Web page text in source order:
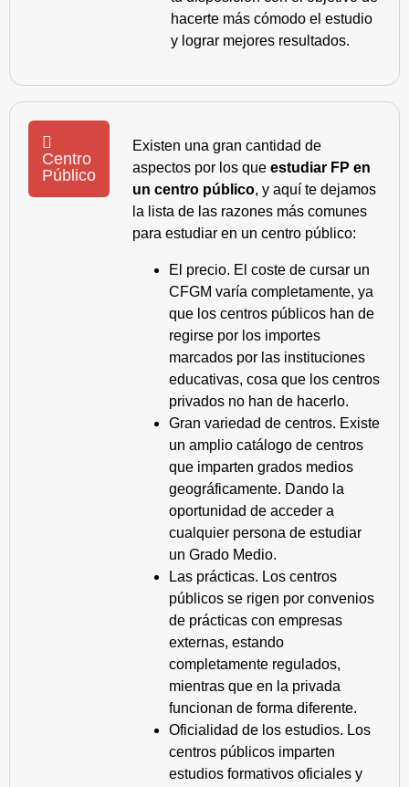
hacerte más cómodo el estudio
y lograr mejores resultados.
Centro
Público
Existen una gran cantidad de
aspectos por los que estudiar FP en
un centro público, y aquí te dejamos
la lista de las razones más comunes
para estudiar en un centro público:
El precio. El coste de cursar un
CFGM varía completamente, ya
que los centros públicos han de
regirse por los importes
marcados por las instituciones
educativas, cosa que los centros
privados no han de hacerlo.
Gran variedad de centros. Existe
un amplio catálogo de centros
que imparten grados medios
geográficamente. Dando la
oportunidad de acceder a
cualquier persona de estudiar
un Grado Medio.
Las prácticas. Los centros
públicos se rigen por convenios
de prácticas con empresas
externas, estando
completamente regulados,
mientras que en la privada
funcionan de forma diferente.
Oficialidad de los estudios. Los
centros públicos imparten
estudios formativos oficiales y